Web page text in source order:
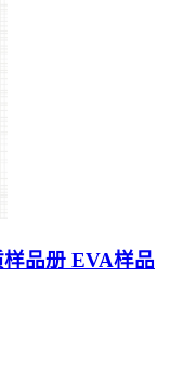
品册 EVA样品